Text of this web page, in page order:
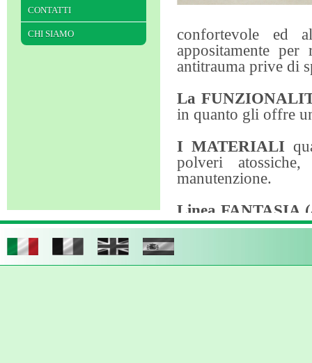
confortevole ed
appositamente
antitrauma prive di
La
in quanto gli offre
I MATERIALI
polveri
manutenzione.
Linea FANTASIA
ludoteche):
CONTATTI
CHI SIAMO